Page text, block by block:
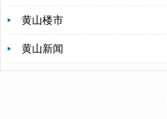
黄山楼市
黄山新闻